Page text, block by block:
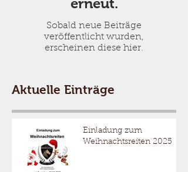
erneut.
Sobald neue Beiträge
veröffentlicht wurden,
erscheinen diese hier.
Aktuelle Einträge
Einladung zum
Weihnachtsreiten 2025